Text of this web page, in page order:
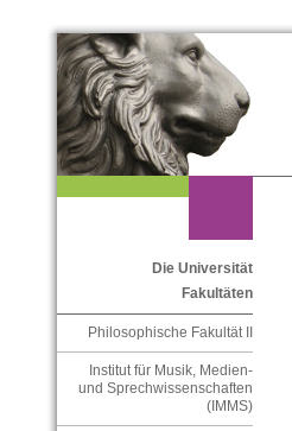
Die Universität
Fakultäten
Philosophische Fakultät II
Institut für Musik, Medien-
und Sprechwissenschaften
(IMMS)